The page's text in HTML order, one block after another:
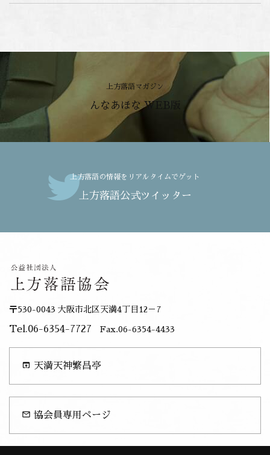
上方落語マガジン
んなあほな WEB版
上方落語の情報をリアルタイムでゲット
上方落語公式ツイッター
〒530-0043 大阪市北区天満4丁目12－7
Tel.06-6354-7727 Fax.06-6354-4433
open_in_browser 天満天神繁昌亭
mail_outline 協会員専用ページ